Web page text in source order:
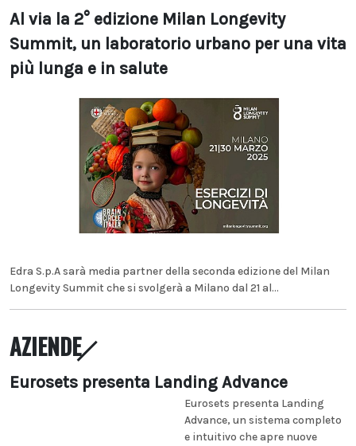
Al via la 2° edizione Milan Longevity
Summit, un laboratorio urbano per una vita
più lunga e in salute
Edra S.p.A sarà media partner della seconda edizione del Milan
Longevity Summit che si svolgerà a Milano dal 21 al...
AZIENDE
Eurosets presenta Landing Advance
Eurosets presenta Landing
Advance, un sistema completo
e intuitivo che apre nuove